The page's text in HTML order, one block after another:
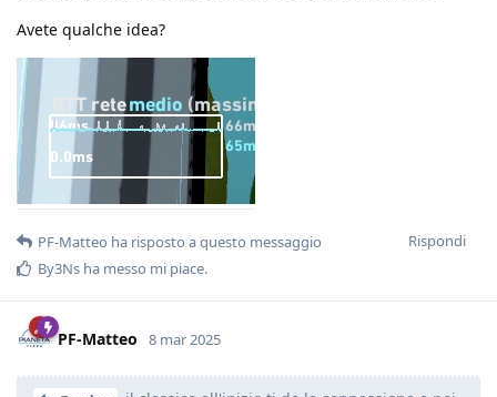
Avete qualche idea?
Rispondi
PF-Matteo ha risposto a questo messaggio
By3Ns ha messo mi piace.
PF-Matteo 8 mar 2025